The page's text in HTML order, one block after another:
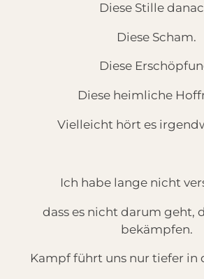
Diese Stille
Diese Scham.
Diese
Diese heimliche
Vielleicht hört es
Ich habe lange nicht
dass es nicht darum geht,
bekämpfen.
Kampf führt uns nur tiefer in